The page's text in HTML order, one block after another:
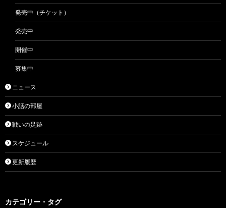
発売中（チケット）
発売中
開催中
募集中
ニュース
小話の部屋
戦いの足跡
スケジュール
更新履歴
カテゴリー・タグ